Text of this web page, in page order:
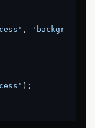
,
'backgr
);